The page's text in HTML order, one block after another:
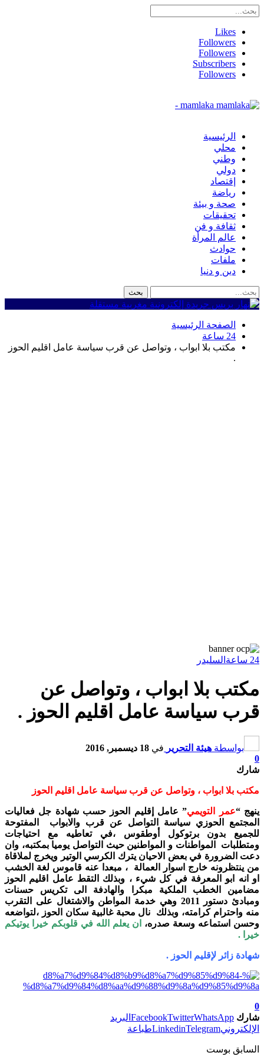
Likes
Followers
Followers
Subscribers
Followers
mamlaka -
الرئيسية
محلي
وطني
دولي
إقتصاد
رياضة
صحة و بيئة
تحقيقات
ثقافة و فن
عالم المرأة
حوادث
ملفات
دين و دنيا
الصفحة الرئيسية
24 ساعة
مكتب بلا ابواب ، وتواصل عن قرب سياسة عامل اقليم الحوز
.
24 ساعة السليدر
مكتب بلا ابواب ، وتواصل عن
قرب سياسة عامل اقليم الحوز .
بواسطة هيئة التحرير في 18 ديسمبر, 2016
0
شارك
مكتب بلا ابواب ، وتواصل عن قرب سياسة عامل اقليم الحوز
ينهج “عمر التويمي” عامل إقليم الحوز حسب شهادة جل فعاليات
المجتمع الحوزي سياسة التواصل عن قرب والابواب المفتوحة
للجميع بدون برتوكول أوطقوس ،في تعاطيه مع احتياجات
ومتطلبات المواطنات و المواطنين حيث التواصل يوميا بمكتبه، وان
دعت الضرورة في بعض الاحيان يترك الكرسي الوتير ويخرج لملاقاة
من ينتظرونه خارج اسوار العمالة ، مبعدا عنه قاموس لغة الخشب
او انه ابو المعرفة في كل شيء ، وبذلك التقط عامل اقليم الحوز
مضامين الخطب الملكية مبكرا والهادفة الى تكريس حسنات
ومبادئ دستور 2011 وهي خدمة المواطن والاشتغال على التقرب
منه واحترام كرامته، وبذلك نال محبة غالبية سكان الحوز ،لتواضعه
وحسن استماعه وسعة صدره، ان يعلم الله في قلوبكم خيرا يوتيكم
خيرا .
شهادة زائر لإقليم الحوز .
0
شارك
FacebookTwitterWhatsApp
البريد
الإلكتروني
LinkedinTelegram طباعة
السابق بوست